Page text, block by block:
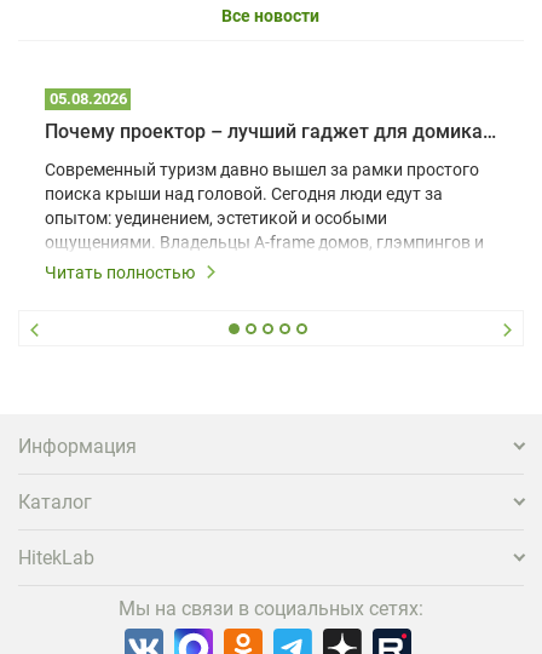
Все новости
05.08.2026
Почему проектор – лучший гаджет для домика в глэмпинге
Современный туризм давно вышел за рамки простого
поиска крыши над головой. Сегодня люди едут за
опытом: уединением, эстетикой и особыми
ощущениями. Владельцы A-frame домов, глэмпингов и
шале понимают, что конкуренция растет, и
вернуться и поделиться впечатлениями в соцсетях,
проектора.
Читать полностью
Информация
Каталог
HitekLab
Мы на связи в социальных сетях: